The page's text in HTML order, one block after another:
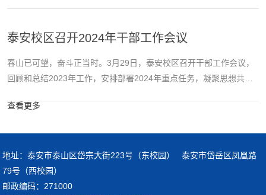
泰安校区召开2024年干部工作会议
春山已可望，奋斗正当时。3月29日，泰安校区召开干部工作会议，
回顾和总结2023年工作，安排部署2024年重点任务，凝聚思想共
委主任徐方全主持会议并讲话。会上，校区管委常务副主任方亨福
工作进行了安排部署。徐方全指出，2024年是实现学校“...
查看更多
地址：泰安市泰山区岱宗大街223号（东校园） 泰安市岱岳区凤凰路
79号（西校园）
邮政编码：271000